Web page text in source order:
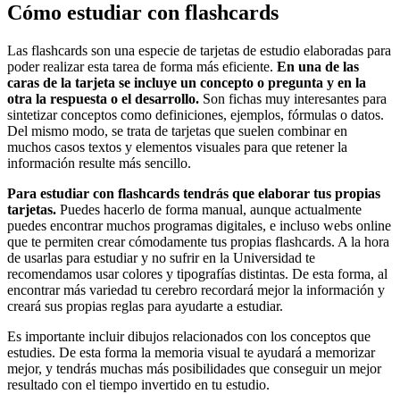
Cómo estudiar con flashcards
Las flashcards son una especie de tarjetas de estudio elaboradas para
poder realizar esta tarea de forma más eficiente. En una de las
caras de la tarjeta se incluye un concepto o pregunta y en la
otra la respuesta o el desarrollo. Son fichas muy interesantes para
sintetizar conceptos como definiciones, ejemplos, fórmulas o datos.
Del mismo modo, se trata de tarjetas que suelen combinar en
muchos casos textos y elementos visuales para que retener la
información resulte más sencillo.
Para estudiar con flashcards tendrás que elaborar tus propias
tarjetas. Puedes hacerlo de forma manual, aunque actualmente
puedes encontrar muchos programas digitales, e incluso webs online
que te permiten crear cómodamente tus propias flashcards. A la hora
de usarlas para estudiar y no sufrir en la Universidad te
recomendamos usar colores y tipografías distintas. De esta forma, al
encontrar más variedad tu cerebro recordará mejor la información y
creará sus propias reglas para ayudarte a estudiar.
Es importante incluir dibujos relacionados con los conceptos que
estudies. De esta forma la memoria visual te ayudará a memorizar
mejor, y tendrás muchas más posibilidades que conseguir un mejor
resultado con el tiempo invertido en tu estudio.